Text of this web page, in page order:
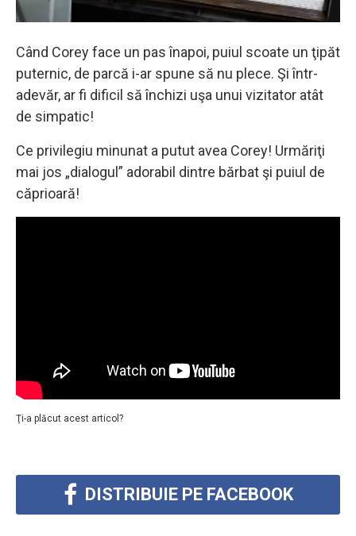
Când Corey face un pas înapoi, puiul scoate un ţipăt
puternic, de parcă i-ar spune să nu plece. Şi într-
adevăr, ar fi dificil să închizi uşa unui vizitator atât
de simpatic!
Ce privilegiu minunat a putut avea Corey! Urmăriţi
mai jos „dialogul” adorabil dintre bărbat şi puiul de
căprioară!
Ţi-a plăcut acest articol?
DISTRIBUIE PE FACEBOOK